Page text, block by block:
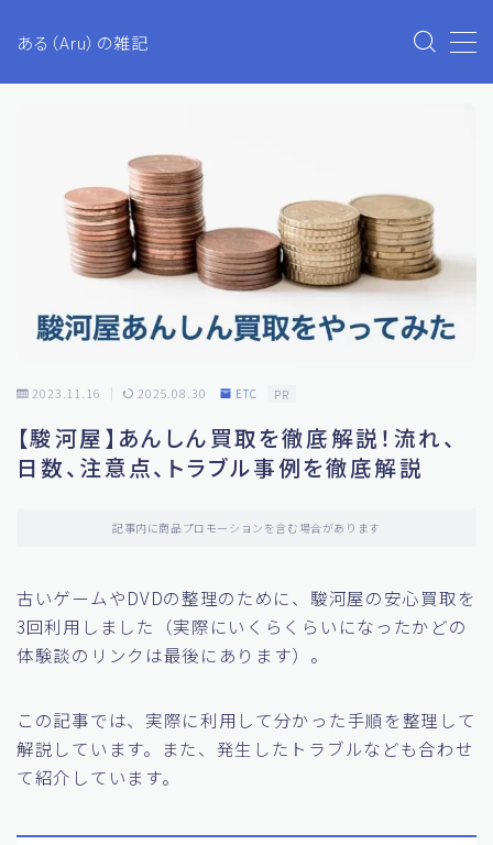
ある（Aru）の雑記
MENU
プライバシーポリシー
お問い合わせ
生活・ファイナンス
ETC
投資
2023.11.16 2025.08.30 ETC PR
【駿河屋】あんしん買取を徹底解説！流れ、
日数、注意点、トラブル事例を徹底解説
記事内に商品プロモーションを含む場合があります
古いゲームやDVDの整理のために、駿河屋の安心買取を
3回利用しました（実際にいくらくらいになったかどの
体験談のリンクは最後にあります）。
この記事では、実際に利用して分かった手順を整理して
解説しています。また、発生したトラブルなども合わせ
て紹介しています。